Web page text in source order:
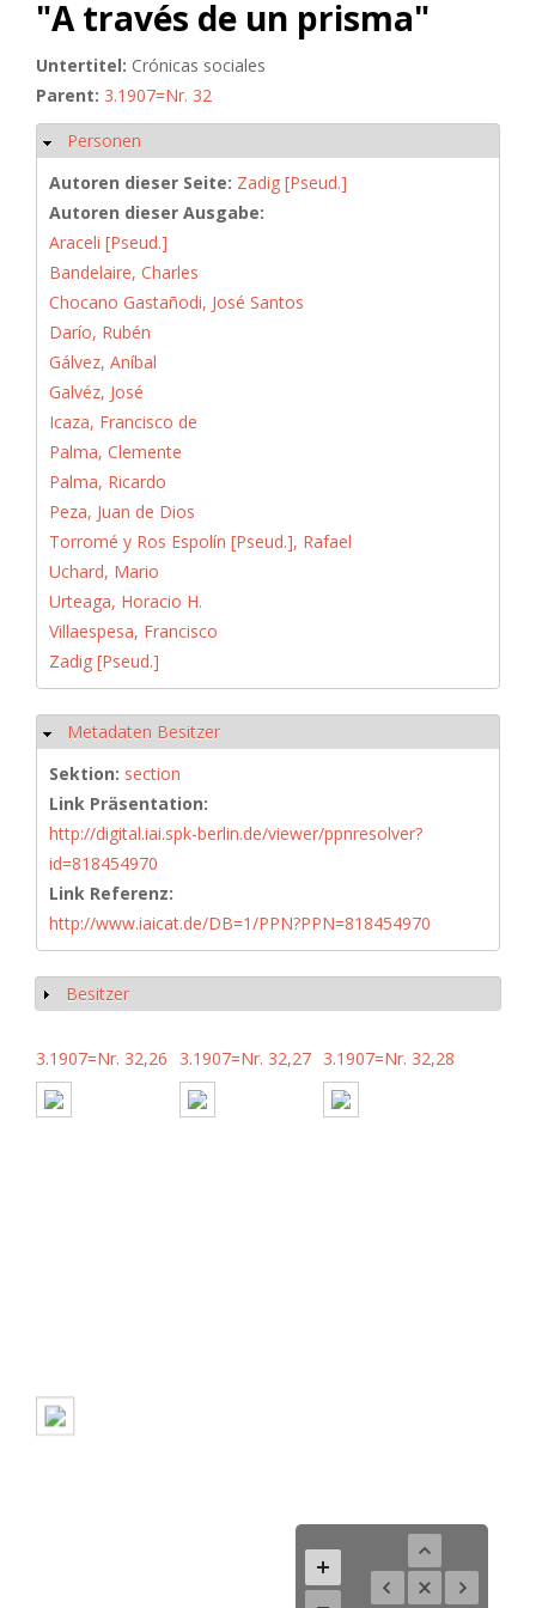
"A través de un prisma"
Untertitel: Crónicas sociales
Parent: 3.1907=Nr. 32
Ausblenden
Personen
Autoren dieser Seite: Zadig [Pseud.]
Autoren dieser Ausgabe:
Araceli [Pseud.]
Bandelaire, Charles
Chocano Gastañodi, José Santos
Darío, Rubén
Gálvez, Aníbal
Galvéz, José
Icaza, Francisco de
Palma, Clemente
Palma, Ricardo
Peza, Juan de Dios
Torromé y Ros Espolín [Pseud.], Rafael
Uchard, Mario
Urteaga, Horacio H.
Villaespesa, Francisco
Zadig [Pseud.]
Ausblenden
Metadaten Besitzer
Sektion: section
Link Präsentation:
http://digital.iai.spk-berlin.de/viewer/ppnresolver?
id=818454970
Link Referenz:
http://www.iaicat.de/DB=1/PPN?PPN=818454970
Anzeigen
Besitzer
3.1907=Nr. 32,26 3.1907=Nr. 32,27 3.1907=Nr. 32,28